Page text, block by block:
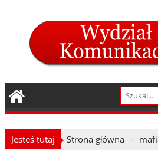
Jesteś tutaj Strona główna